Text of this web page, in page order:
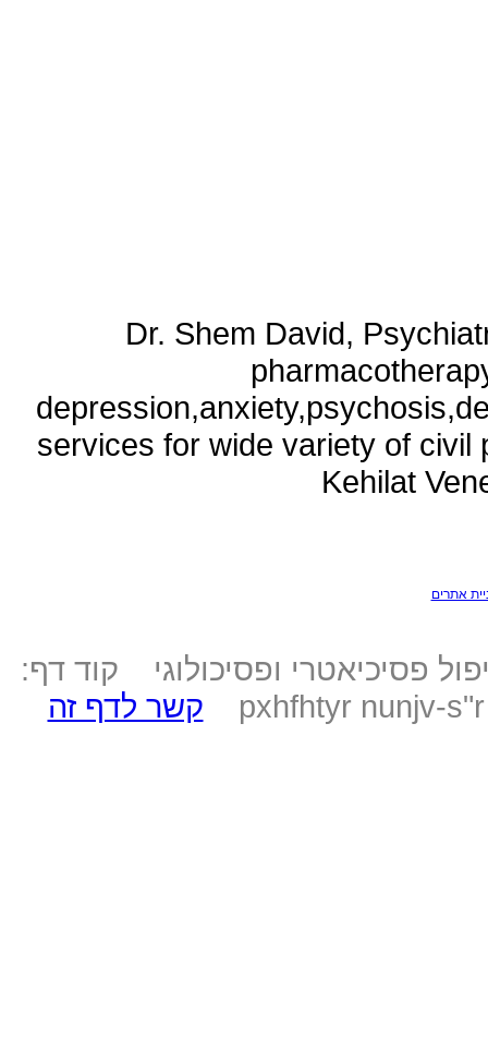
Dr. Shem David,
services for wide variety of civil
Kehilat
אתרים
פסיכיאטרי ופסיכולוגי קוד דף:
pxhfhtyr nunjv-
קשר לדף זה